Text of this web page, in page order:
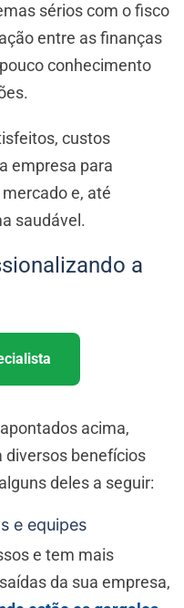
sérios com o fisco
entre as finanças
conhecimento
custos
empresa para
e, até
saudável.
a
acima,
diversos benefícios
deles a seguir:
e equipes
e tem mais
da sua empresa,